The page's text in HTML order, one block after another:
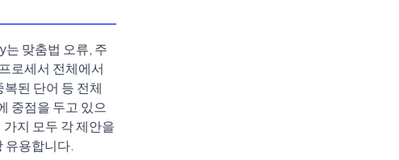
맞춤법 오류, 주
로세서 전체에서
된 단어 등 전체
중점을 두고 있으
지 모두 각 제안을
유용합니다.